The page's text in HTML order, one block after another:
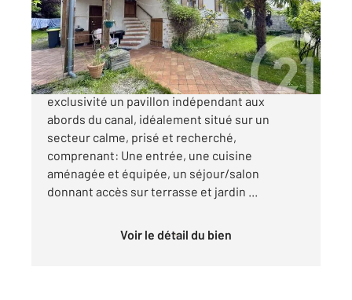
Maison à vendre
259 900 €
FREINVILLE !!! Century 21 vous propose en
exclusivité un pavillon indépendant aux
abords du canal, idéalement situé sur un
secteur calme, prisé et recherché,
comprenant: Une entrée, une cuisine
aménagée et équipée, un séjour/salon
donnant accès sur terrasse et jardin ...
Voir le détail du bien